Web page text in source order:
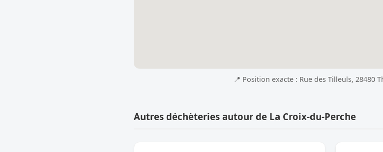
📍 Position exacte : Rue des Tilleuls, 28480
Autres déchèteries autour de La Croix-du-Perche